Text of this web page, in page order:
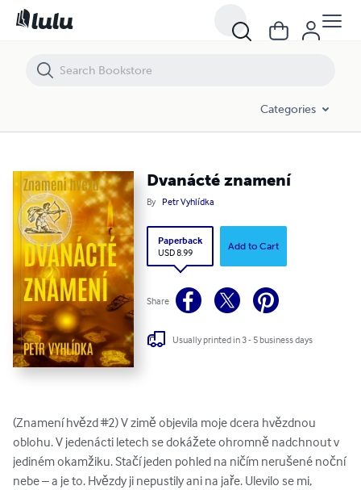
Categories
Dvanácté znamení
By Petr Vyhlídka
Paperback
USD 8.99
Add to Cart
Share
Usually printed in 3 - 5 business days
(Znamení hvězd #2) V zimě objevila moje dcera hvězdnou
oblohu. V jedenácti letech se dokážete ohromně nadchnout v
jediném okamžiku. Stačí jeden pohled na ničím nerušené noční
nebe – a je to. Hvězdy ji nepustily ani na jaře. Ulevilo se mi,